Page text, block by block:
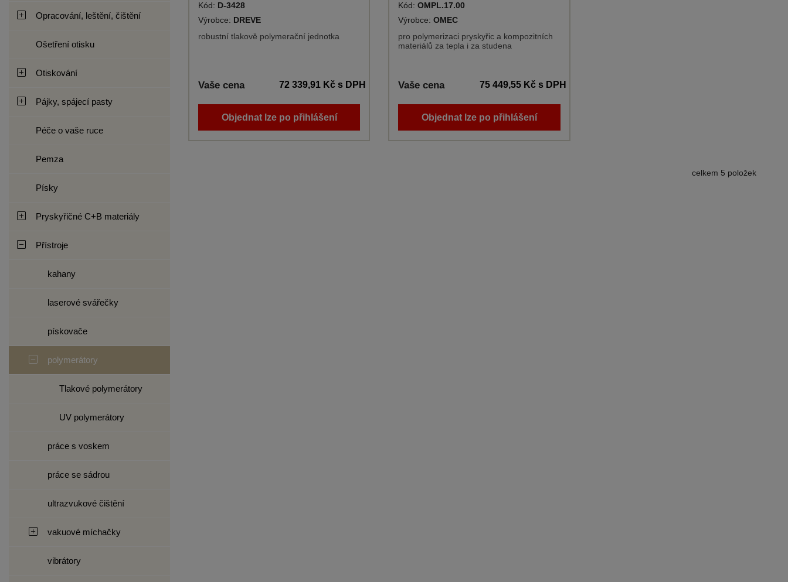
Opracování, leštění, čištění
Ošetření otisku
Otiskování
Pájky, spájecí pasty
Péče o vaše ruce
Pemza
Písky
Pryskyřičné C+B materiály
Přístroje
kahany
laserové svářečky
pískovače
polymerátory
Tlakové polymerátory
UV polymerátory
práce s voskem
práce se sádrou
ultrazvukové čištění
vakuové míchačky
vibrátory
Kód: D-3428
Výrobce: DREVE
robustní tlakově polymerační jednotka
Vaše cena 72 339,91 Kč s DPH
Objednat lze po přihlášení
Kód:OMPL.17.00
Výrobce:OMEC
pro polymerizaci pryskyřic a kompozitních
materiálů za tepla i za studena
Vaše cena 75 449,55 Kčs DPH
Objednat lze po přihlášení
celkem 5 položek